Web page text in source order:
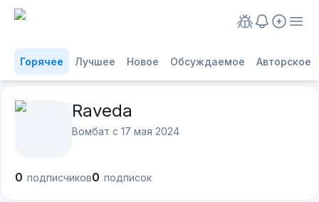
Горячее Лучшее Новое Обсуждаемое Авторское
Raveda
Вомбат с 17 мая 2024
0 подписчиков0 подписок